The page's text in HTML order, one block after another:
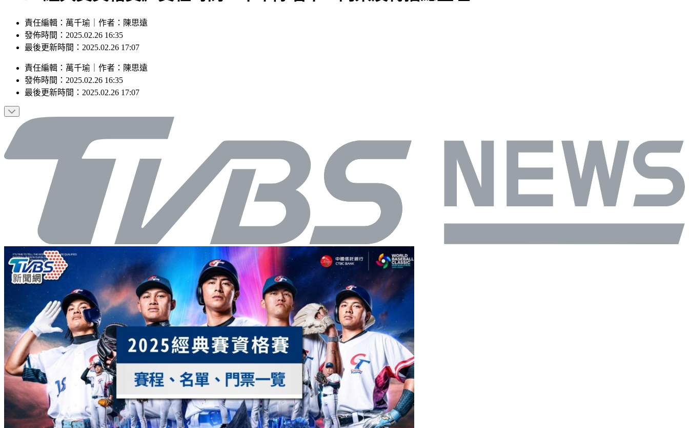
責任編輯：萬千瑜｜作者：陳思遠
發佈時間：2025.02.26 16:35
最後更新時間：2025.02.26 17:07
責任編輯 ： 萬千瑜 作者 ： 陳思遠
發佈時間： 2025.02.26 16:35
最後更新時間： 2025.02.26 17:07